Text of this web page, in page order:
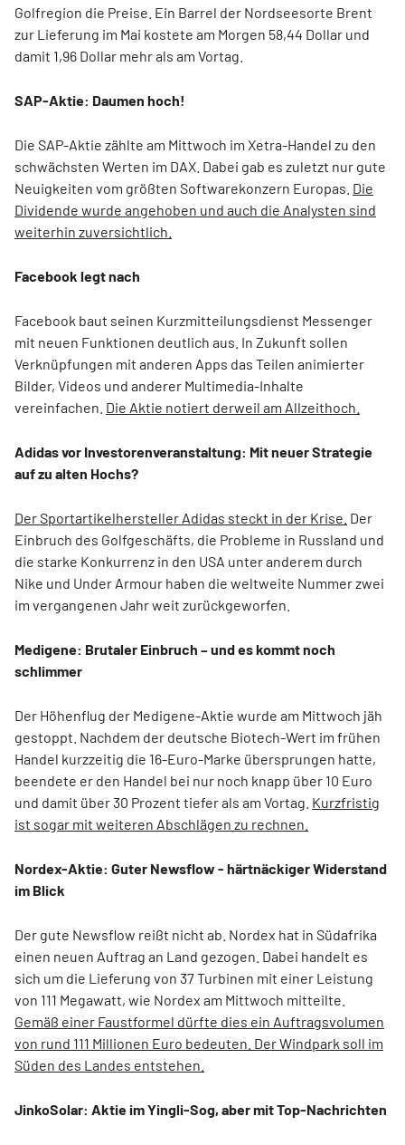
Golfregion die Preise. Ein Barrel der Nordseesorte Brent
zur Lieferung im Mai kostete am Morgen 58,44 Dollar und
damit 1,96 Dollar mehr als am Vortag.
SAP-Aktie: Daumen hoch!
Die SAP-Aktie zählte am Mittwoch im Xetra-Handel zu den
schwächsten Werten im DAX. Dabei gab es zuletzt nur gute
Neuigkeiten vom größten Softwarekonzern Europas. Die
Dividende wurde angehoben und auch die Analysten sind
weiterhin zuversichtlich.
Facebook legt nach
Facebook baut seinen Kurzmitteilungsdienst Messenger
mit neuen Funktionen deutlich aus. In Zukunft sollen
Verknüpfungen mit anderen Apps das Teilen animierter
Bilder, Videos und anderer Multimedia-Inhalte
vereinfachen. Die Aktie notiert derweil am Allzeithoch.
Adidas vor Investorenveranstaltung: Mit neuer Strategie
auf zu alten Hochs?
Der Sportartikelhersteller Adidas steckt in der Krise. Der
Einbruch des Golfgeschäfts, die Probleme in Russland und
die starke Konkurrenz in den USA unter anderem durch
Nike und Under Armour haben die weltweite Nummer zwei
im vergangenen Jahr weit zurückgeworfen.
Medigene: Brutaler Einbruch – und es kommt noch
schlimmer
Der Höhenflug der Medigene-Aktie wurde am Mittwoch jäh
gestoppt. Nachdem der deutsche Biotech-Wert im frühen
Handel kurzzeitig die 16-Euro-Marke übersprungen hatte,
beendete er den Handel bei nur noch knapp über 10 Euro
und damit über 30 Prozent tiefer als am Vortag. Kurzfristig
ist sogar mit weiteren Abschlägen zu rechnen.
Nordex-Aktie: Guter Newsflow - härtnäckiger Widerstand
im Blick
Der gute Newsflow reißt nicht ab. Nordex hat in Südafrika
einen neuen Auftrag an Land gezogen. Dabei handelt es
sich um die Lieferung von 37 Turbinen mit einer Leistung
von 111 Megawatt, wie Nordex am Mittwoch mitteilte.
Gemäß einer Faustformel dürfte dies ein Auftragsvolumen
von rund 111 Millionen Euro bedeuten. Der Windpark soll im
Süden des Landes entstehen.
JinkoSolar: Aktie im Yingli-Sog, aber mit Top-Nachrichten